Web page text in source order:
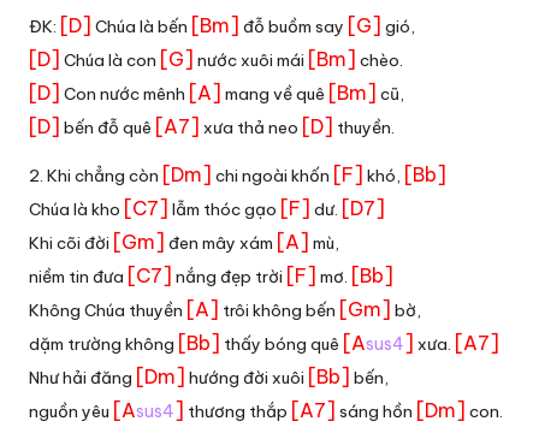
ĐK: [D] Chúa là bến [Bm] đỗ buồm say [G] gió,
[D] Chúa là con [G] nước xuôi mái [Bm] chèo.
[D] Con nước mênh [A] mang về quê [Bm] cũ,
[D] bến đỗ quê [A7] xưa thả neo [D] thuyền.
2. Khi chẳng còn [Dm] chi ngoài khốn [F] khó, [Bb]
Chúa là kho [C7] lẫm thóc gạo [F] dư. [D7]
Khi cõi đời [Gm] đen mây xám [A] mù,
niềm tin đưa [C7] nắng đẹp trời [F] mơ. [Bb]
Không Chúa thuyền [A] trôi không bến [Gm] bờ,
dặm trường không [Bb] thấy bóng quê [Asus4] xưa. [A7]
Như hải đăng [Dm] hướng đời xuôi [Bb] bến,
nguồn yêu [Asus4] thương thắp [A7] sáng hồn [Dm] con.